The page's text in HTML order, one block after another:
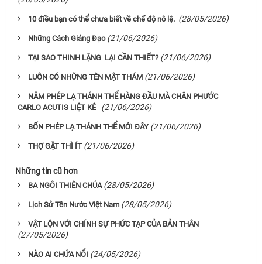
10 điều bạn có thể chưa biết về chế độ nô lệ. (28/05/2026)
Những Cách Giảng Đạo (21/06/2026)
TẠI SAO THINH LẶNG LẠI CẦN THIẾT? (21/06/2026)
LUÔN CÓ NHỮNG TÊN MẬT THÁM (21/06/2026)
NĂM PHÉP LẠ THÁNH THỂ HÀNG ĐẦU MÀ CHÂN PHƯỚC
CARLO ACUTIS LIỆT KÊ (21/06/2026)
BỐN PHÉP LẠ THÁNH THỂ MỚI ĐÂY (21/06/2026)
THỢ GẶT THÌ ÍT (21/06/2026)
Những tin cũ hơn
BA NGÔI THIÊN CHÚA (28/05/2026)
Lịch Sử Tên Nước Việt Nam (28/05/2026)
VẬT LỘN VỚI CHÍNH SỰ PHỨC TẠP CỦA BẢN THÂN
(27/05/2026)
NÀO AI CHỨA NỔI (24/05/2026)